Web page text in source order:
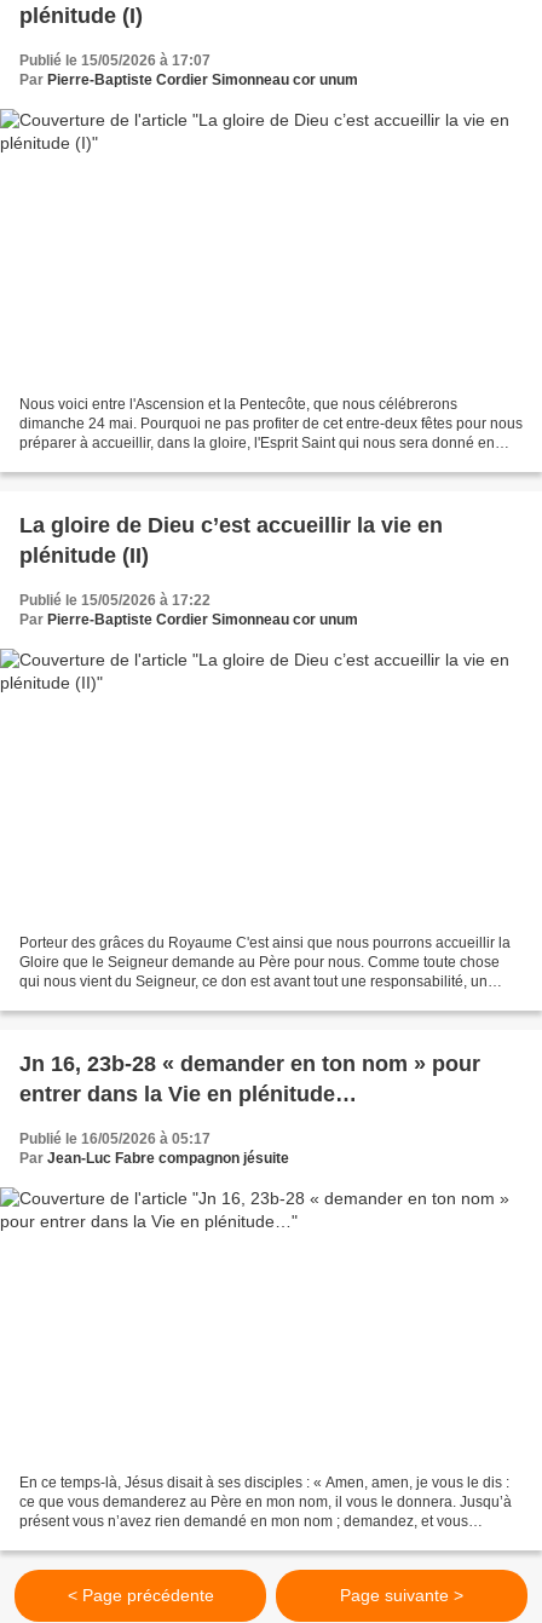
plénitude (I)
Publié le 15/05/2026 à 17:07
Par Pierre-Baptiste Cordier Simonneau cor unum
Nous voici entre l'Ascension et la Pentecôte, que nous célébrerons
dimanche 24 mai. Pourquoi ne pas profiter de cet entre-deux fêtes pour nous
préparer à accueillir, dans la gloire, l'Esprit Saint qui nous sera donné en
La gloire de Dieu c’est accueillir la vie en
plénitude (II)
Publié le 15/05/2026 à 17:22
Par Pierre-Baptiste Cordier Simonneau cor unum
Porteur des grâces du Royaume C'est ainsi que nous pourrons accueillir la
Gloire que le Seigneur demande au Père pour nous. Comme toute chose
qui nous vient du Seigneur, ce don est avant tout une responsabilité, un
Jn 16, 23b-28 « demander en ton nom » pour
entrer dans la Vie en plénitude…
Publié le 16/05/2026 à 05:17
Par Jean-Luc Fabre compagnon jésuite
En ce temps-là, Jésus disait à ses disciples : « Amen, amen, je vous le dis :
ce que vous demanderez au Père en mon nom, il vous le donnera. Jusqu’à
présent vous n’avez rien demandé en mon nom ; demandez, et vous
< Page précédente Page suivante >